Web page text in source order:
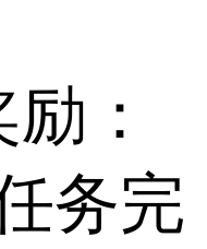
：
务完